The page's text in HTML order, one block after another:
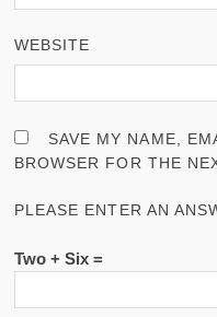
WEBSITE
SAVE MY NAME,
BROWSER FOR THE
PLEASE ENTER AN
Two + Six =